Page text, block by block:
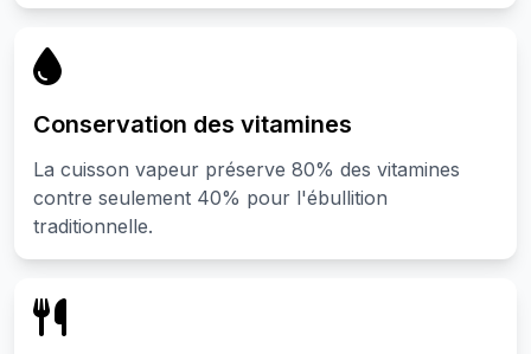
Conservation des vitamines
La cuisson vapeur préserve 80% des vitamines
contre seulement 40% pour l'ébullition
traditionnelle.